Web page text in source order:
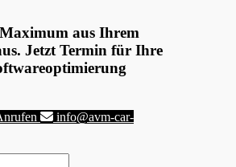
aus Ihrem
Jetzt Termin für Ihre
info@avm-car-